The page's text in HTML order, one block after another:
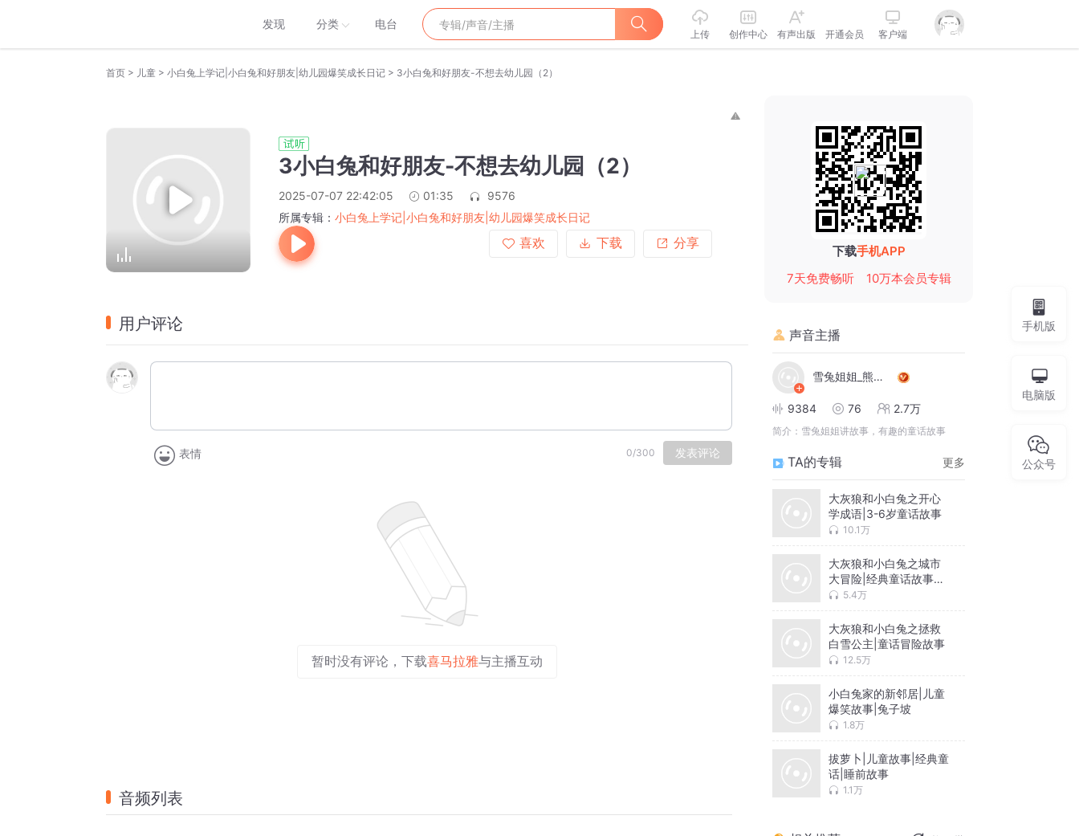
发现 分类 电台
上传 创作中心 有声出版 开通会员 客户端
首页 > 儿童 > 小白兔上学记|小白兔和好朋友|幼儿园爆笑成长日记 > 3小白兔和好朋友-不想去幼儿园（2）
3小白兔和好朋友-不想去幼儿园（2）
2025-07-07 22:42:05 01:35
9576
所属专辑： 小白兔上学记|小白兔和好朋友|幼儿园爆笑成长日记
喜欢
下载 分享
用户评论
表情 0/300 发表评论
暂时没有评论，下载喜马拉雅与主播互动
音频列表
下载手机APP
7天免费畅听
10万本会员专辑
声音主播
雪兔姐姐_熊嘟嘟
9384 76 2.7万
简介： 雪兔姐姐讲故事，有趣的童话故事
TA的专辑 更多
大灰狼和小白兔之开心
学成语|3-6岁童话故事
10.1万
大灰狼和小白兔之城市
大冒险|经典童话故事改
编 5.4万
大灰狼和小白兔之拯救
白雪公主|童话冒险故事
12.5万
小白兔家的新邻居|儿童
爆笑故事|兔子坡
1.8万
拔萝卜|儿童故事|经典童
话|睡前故事
1.1万
手机版
电脑版
公众号